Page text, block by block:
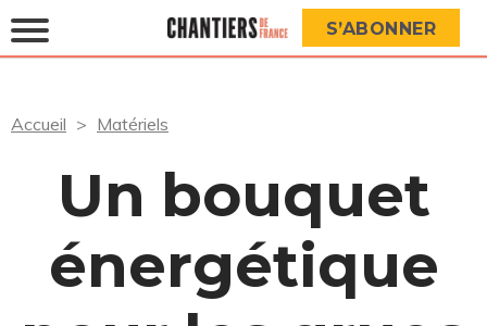
S’ABONNER
Accueil Matériels
Un bouquet
énergétique